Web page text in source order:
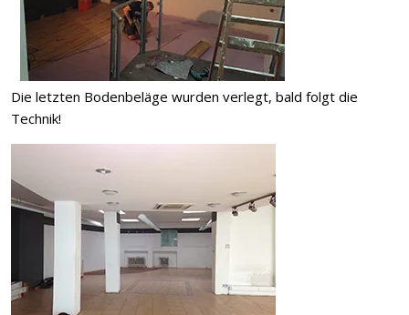
Die letzten Bodenbeläge wurden verlegt, bald folgt die
Technik!